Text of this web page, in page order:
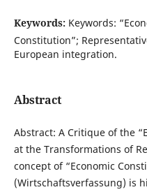
Keywords: Keywords:
Constitution”;
European integration.
Abstract
Abstract: A Critique of the
at the Transformations of
concept of “Economic
(Wirtschaftsverfassung) is